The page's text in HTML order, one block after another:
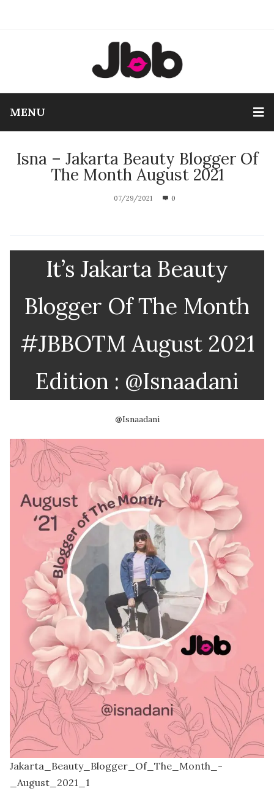
MENU
Isna – Jakarta Beauty Blogger Of
The Month August 2021
07/29/2021 0
It’s Jakarta Beauty
Blogger Of The Month
#JBBOTM August 2021
Edition : @Isnaadani
@Isnaadani
Jakarta_Beauty_Blogger_Of_The_Month_-
_August_2021_1